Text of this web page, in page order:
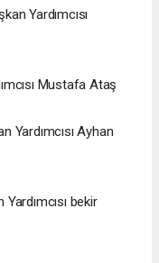
Yardımcısı
Mustafa Ataş
Yardımcısı Ayhan
bekir